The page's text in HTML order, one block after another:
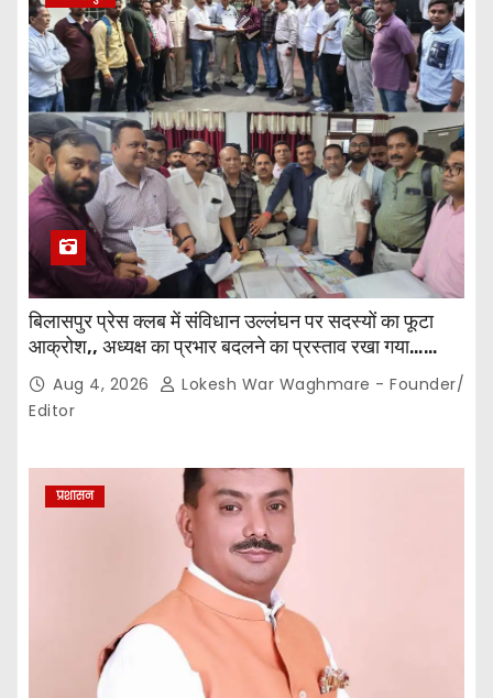
बिलासपुर प्रेस क्लब में संविधान उल्लंघन पर सदस्यों का फूटा
आक्रोश,, अध्यक्ष का प्रभार बदलने का प्रस्ताव रखा गया…
करीब 150 सदस्यों की बैठक में कई अहम प्रस्ताव सर्वसम्मति से
पारित,, पत्रकारों ने कलेक्टर व सहायक पंजीयक को सौंपा
ज्ञापन…
Aug 4, 2026
Lokesh War Waghmare - Founder/
Editor
प्रशासन